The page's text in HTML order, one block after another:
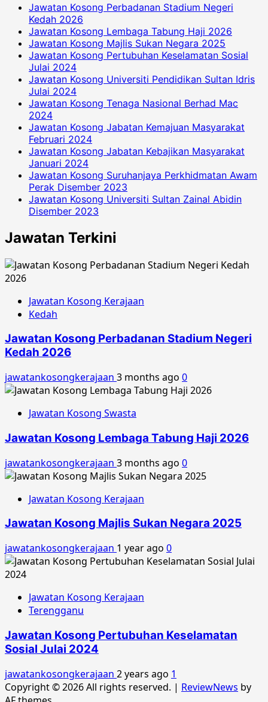
Jawatan Kosong Perbadanan Stadium Negeri
Kedah 2026
Jawatan Kosong Lembaga Tabung Haji 2026
Jawatan Kosong Majlis Sukan Negara 2025
Jawatan Kosong Pertubuhan Keselamatan Sosial
Julai 2024
Jawatan Kosong Universiti Pendidikan Sultan Idris
Julai 2024
Jawatan Kosong Tenaga Nasional Berhad Mac
2024
Jawatan Kosong Jabatan Kemajuan Masyarakat
Februari 2024
Jawatan Kosong Jabatan Kebajikan Masyarakat
Januari 2024
Jawatan Kosong Suruhanjaya Perkhidmatan Awam
Perak Disember 2023
Jawatan Kosong Universiti Sultan Zainal Abidin
Disember 2023
Jawatan Terkini
Jawatan Kosong Kerajaan
Kedah
Jawatan Kosong Perbadanan Stadium Negeri
Kedah 2026
jawatankosongkerajaan 3 months ago 0
Jawatan Kosong Swasta
Jawatan Kosong Lembaga Tabung Haji 2026
jawatankosongkerajaan 3 months ago 0
Jawatan Kosong Kerajaan
Jawatan Kosong Majlis Sukan Negara 2025
jawatankosongkerajaan 1 year ago 0
Jawatan Kosong Kerajaan
Terengganu
Jawatan Kosong Pertubuhan Keselamatan
Sosial Julai 2024
jawatankosongkerajaan 2 years ago 1
Copyright © 2026 All rights reserved. | ReviewNews by